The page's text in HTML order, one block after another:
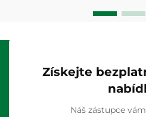
Získejte
Náš zástupce